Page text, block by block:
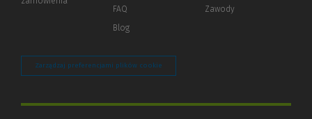
FAQ
Blog
Zawody
Zarządzaj preferencjami plików cookie